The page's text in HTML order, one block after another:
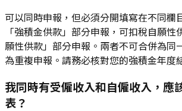
可以同時申報，但必須分開填寫在不同欄
「強積金供款」部分申報，可扣稅自願性
願性供款」部分申報。兩者不可合併為同
為重複申報。請務必核對您的強積金年度
我同時有受僱收入和自僱收入，應
表？